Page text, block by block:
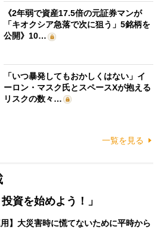
《2年弱で資産17.5倍の元証券マンが
「キオクシア急落で次に狙う」5銘柄を
公開》10…
「いつ暴発してもおかしくはない」イ
ーロン・マスク氏とスペースXが抱える
リスクの数々…
一覧を見る
資を始めよう！」
用】大災害時に慌てないために平時から